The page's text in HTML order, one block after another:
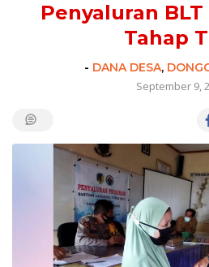
Penyaluran
Tahap
- DANA DESA,
September 9,